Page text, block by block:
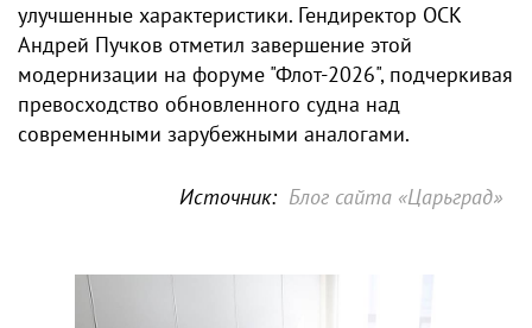
улучшенные характеристики. Гендиректор ОСК
Андрей Пучков отметил завершение этой
модернизации на форуме "Флот-2026", подчеркивая
превосходство обновленного судна над
современными зарубежными аналогами.
Источник: Блог сайта «Царьград»